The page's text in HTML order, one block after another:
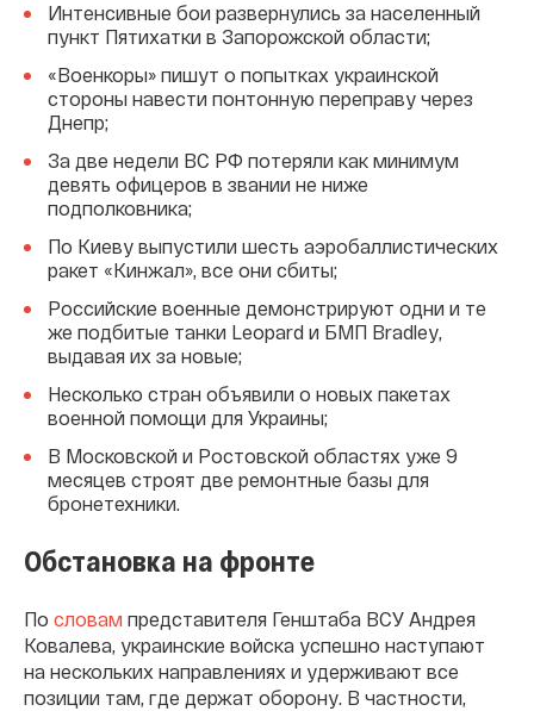
Интенсивные бои развернулись за населенный
пункт Пятихатки в Запорожской области;
«Военкоры» пишут о попытках украинской
стороны навести понтонную переправу через
Днепр;
За две недели ВС РФ потеряли как минимум
девять офицеров в звании не ниже
подполковника;
По Киеву выпустили шесть аэробаллистических
ракет «Кинжал», все они сбиты;
Российские военные демонстрируют одни и те
же подбитые танки Leopard и БМП Bradley,
выдавая их за новые;
Несколько стран объявили о новых пакетах
военной помощи для Украины;
В Московской и Ростовской областях уже 9
месяцев строят две ремонтные базы для
бронетехники.
Обстановка на фронте
По словам представителя Генштаба ВСУ Андрея
Ковалева, украинские войска успешно наступают
на нескольких направлениях и удерживают все
позиции там, где держат оборону. В частности,